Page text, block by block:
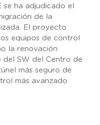
se ha adjudicado el
de la
El proyecto
equipos de control
la renovación
SW del Centro de
más seguro de
más avanzado